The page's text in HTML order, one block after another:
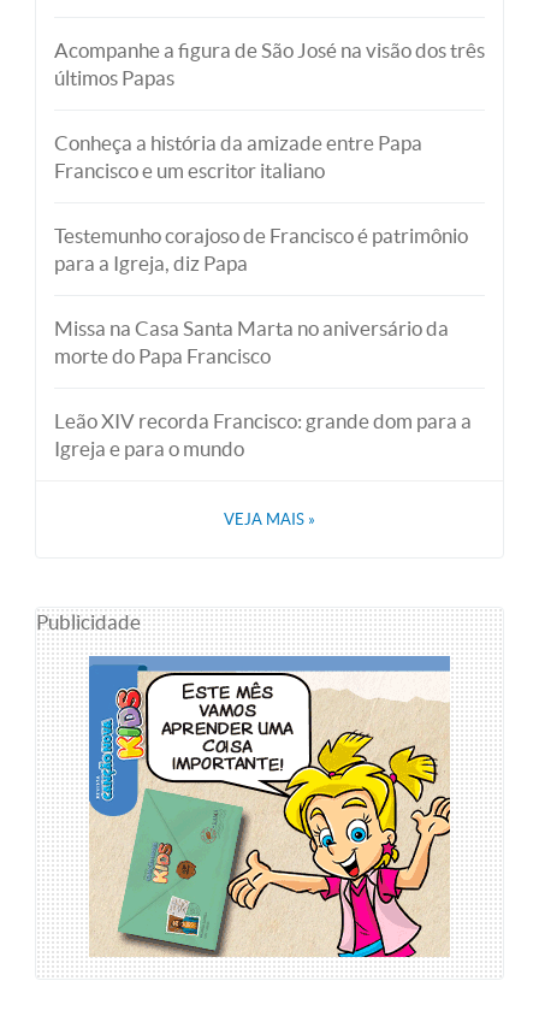
Acompanhe a figura de São José na visão dos três
últimos Papas
Conheça a história da amizade entre Papa
Francisco e um escritor italiano
Testemunho corajoso de Francisco é patrimônio
para a Igreja, diz Papa
Missa na Casa Santa Marta no aniversário da
morte do Papa Francisco
Leão XIV recorda Francisco: grande dom para a
Igreja e para o mundo
VEJA MAIS »
Publicidade